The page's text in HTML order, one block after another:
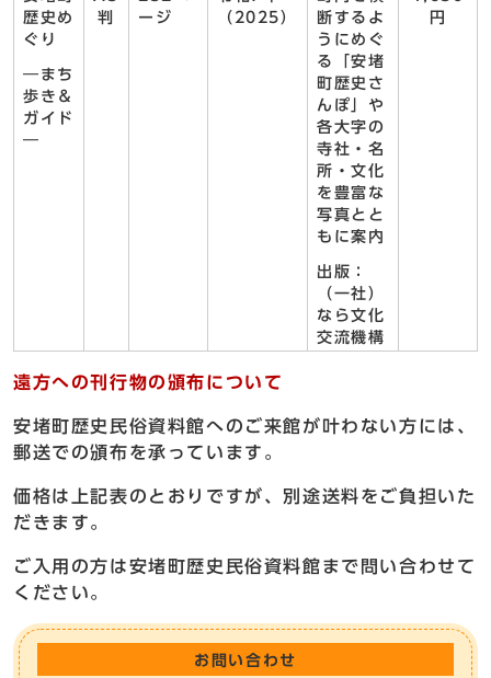
歴史め
ぐり
―まち
歩き＆
ガイド
―
判
ージ
（2025）
断するよ
うにめぐ
る「安堵
町歴史さ
んぽ」や
各大字の
寺社・名
所・文化
を豊富な
写真とと
もに案内
出版：
（一社）
なら文化
交流機構
円
遠方への刊行物の頒布について
安堵町歴史民俗資料館へのご来館が叶わない方には、
郵送での頒布を承っています。
価格は上記表のとおりですが、別途送料をご負担いた
だきます。
ご入用の方は安堵町歴史民俗資料館まで問い合わせて
ください。
お問い合わせ